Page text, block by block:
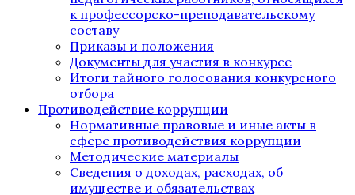
к профессорско-преподавательскому
составу
Приказы и положения
Документы для участия в конкурсе
Итоги тайного голосования конкурсного
отбора
Противодействие коррупции
Нормативные правовые и иные акты в
сфере противодействия коррупции
Методические материалы
Сведения о доходах, расходах, об
имуществе и обязательствах